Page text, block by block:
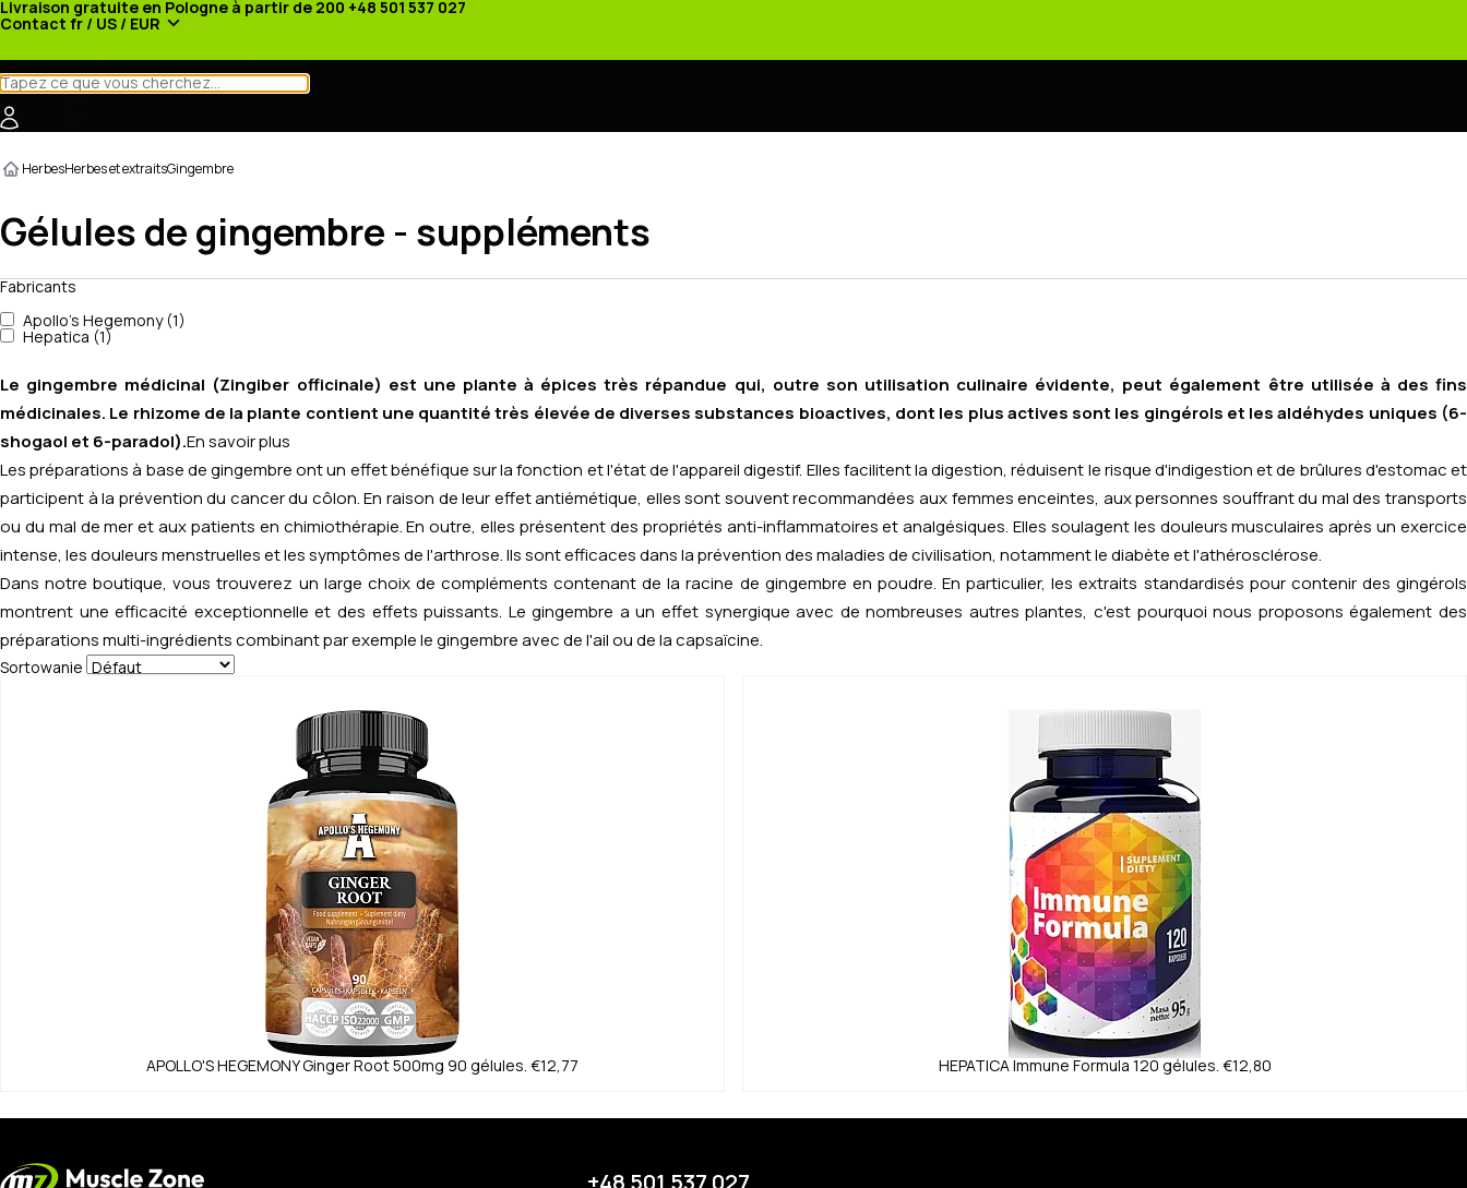
Livraison gratuite en Pologne à partir de 200 +48 501 537 027
Contact fr / US / EUR
HerbesHerbes et extraitsGingembre
Gélules de gingembre - suppléments
Fabricants
Apollo's Hegemony (1)
Hepatica (1)
Le gingembre médicinal (Zingiber officinale) est une plante à épices très répandue qui, outre son utilisation culinaire évidente, peut également être utilisée à des fins
médicinales. Le rhizome de la plante contient une quantité très élevée de diverses substances bioactives, dont les plus actives sont les gingérols et les aldéhydes uniques (6-
shogaol et 6-paradol).En savoir plus
Les préparations à base de gingembre ont un effet bénéfique sur la fonction et l'état de l'appareil digestif. Elles facilitent la digestion, réduisent le risque d'indigestion et de brûlures d'estomac et
participent à la prévention du cancer du côlon. En raison de leur effet antiémétique, elles sont souvent recommandées aux femmes enceintes, aux personnes souffrant du mal des transports
ou du mal de mer et aux patients en chimiothérapie. En outre, elles présentent des propriétés anti-inflammatoires et analgésiques. Elles soulagent les douleurs musculaires après un exercice
intense, les douleurs menstruelles et les symptômes de l'arthrose. Ils sont efficaces dans la prévention des maladies de civilisation, notamment le diabète et l'athérosclérose.
Dans notre boutique, vous trouverez un large choix de compléments contenant de la racine de gingembre en poudre. En particulier, les extraits standardisés pour contenir des gingérols
montrent une efficacité exceptionnelle et des effets puissants. Le gingembre a un effet synergique avec de nombreuses autres plantes, c'est pourquoi nous proposons également des
préparations multi-ingrédients combinant par exemple le gingembre avec de l'ail ou de la capsaïcine.
Sortowanie
APOLLO'S HEGEMONY Ginger Root 500mg 90 gélules. €12,77 HEPATICA Immune Formula 120 gélules. €12,80
+48 501 537 027